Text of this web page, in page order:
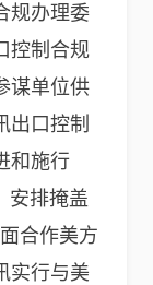
规办理委
控制合规
谋单位供
出口控制
和施行
安排掩盖
合作美方
实行与美